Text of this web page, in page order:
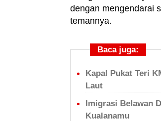
dengan mengendarai
temannya.
Baca juga:
Kapal Pukat Teri
Laut
Imigrasi Belawan
Kualanamu